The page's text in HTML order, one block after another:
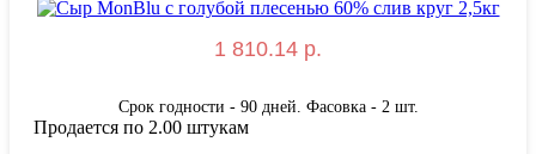
1 810.14 р.
Срок годности - 90 дней. Фасовка - 2 шт.
Продается по 2.00 штукам